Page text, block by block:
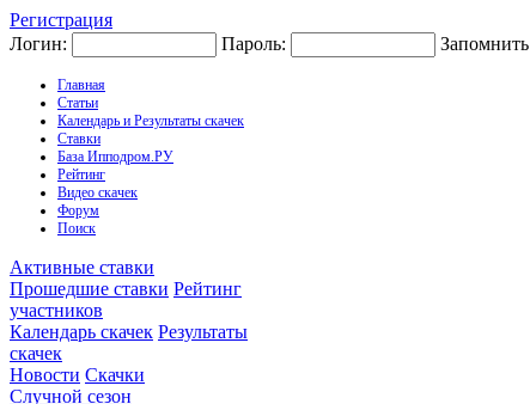
Регистрация
Логин:
Пароль: Запомнить
Главная
Статьи
Календарь и Результаты скачек
Ставки
База Ипподром.РУ
Рейтинг
Видео скачек
Форум
Поиск
Активные ставки
Прошедшие ставки Рейтинг
участников
Календарь скачек Результаты
скачек
Новости Скачки
Случной сезон